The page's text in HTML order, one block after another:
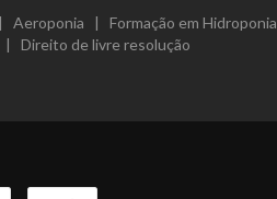
Aeroponia | Formação em Hidroponia
| Direito de livre resolução